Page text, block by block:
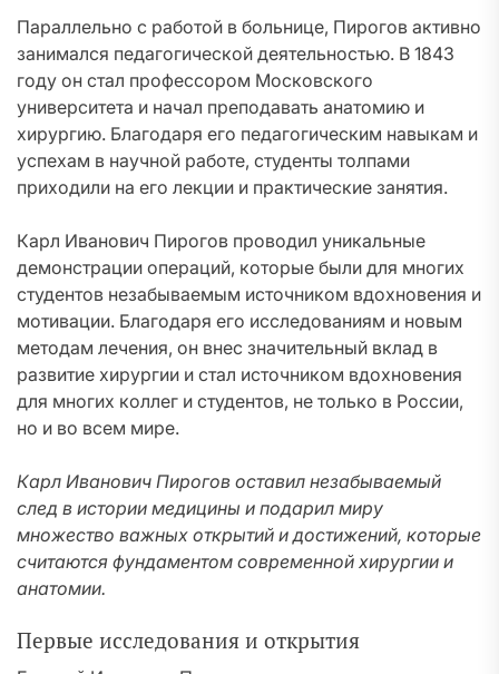
Параллельно с работой в больнице, Пирогов активно
занимался педагогической деятельностью. В 1843
году он стал профессором Московского
университета и начал преподавать анатомию и
хирургию. Благодаря его педагогическим навыкам и
успехам в научной работе, студенты толпами
приходили на его лекции и практические занятия.
Карл Иванович Пирогов проводил уникальные
демонстрации операций, которые были для многих
студентов незабываемым источником вдохновения и
мотивации. Благодаря его исследованиям и новым
методам лечения, он внес значительный вклад в
развитие хирургии и стал источником вдохновения
для многих коллег и студентов, не только в России,
но и во всем мире.
Карл Иванович Пирогов оставил незабываемый
след в истории медицины и подарил миру
множество важных открытий и достижений, которые
считаются фундаментом современной хирургии и
анатомии.
Первые исследования и открытия